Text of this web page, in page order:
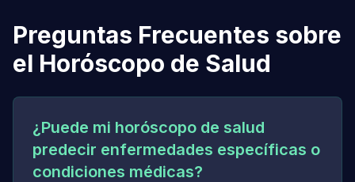
Preguntas Frecuentes sobre
el Horóscopo de Salud
¿Puede mi horóscopo de salud
predecir enfermedades específicas o
condiciones médicas?